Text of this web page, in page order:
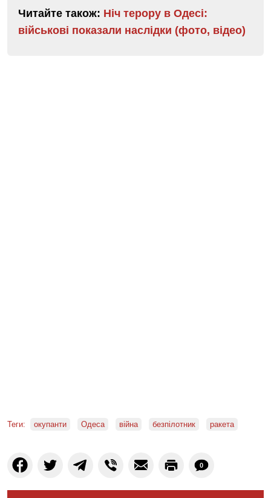
Читайте також: Ніч терору в Одесі:
військові показали наслідки (фото, відео)
Теги: окупанти Одеса війна безпілотник ракета
0